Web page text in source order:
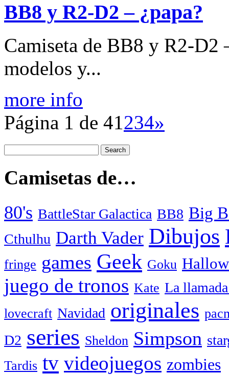
BB8 y R2-D2 – ¿papa?
Camiseta de BB8 y R2-D2
modelos y...
more info
Página 1 de 41234»
Camisetas de…
80's BattleStar Galactica BB8 Big
Cthulhu Darth Vader Dibujos
fringe games Geek Goku
juego de tronos Kate La
lovecraft Navidad originales
D2 series Sheldon Simpson
Tardis tv videojuegos zombies